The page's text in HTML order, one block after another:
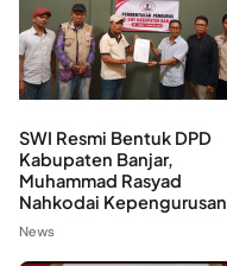
SWI Resmi Bentuk DPD
Kabupaten Banjar,
Muhammad Rasyad
Nahkodai Kepengurusan
News